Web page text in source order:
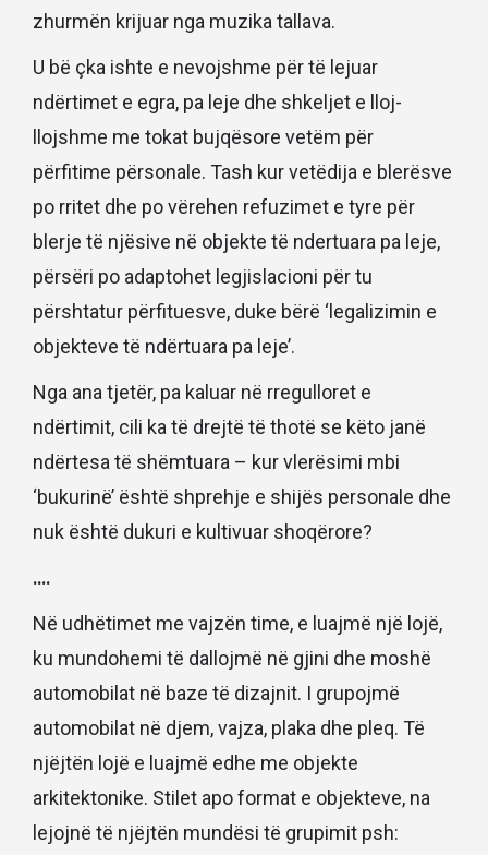
zhurmën krijuar nga muzika tallava.
U bë çka ishte e nevojshme për të lejuar
ndërtimet e egra, pa leje dhe shkeljet e lloj-
llojshme me tokat bujqësore vetëm për
përfitime përsonale. Tash kur vetëdija e blerësve
po rritet dhe po vërehen refuzimet e tyre për
blerje të njësive në objekte të ndertuara pa leje,
përsëri po adaptohet legjislacioni për tu
përshtatur përfituesve, duke bërë ‘legalizimin e
objekteve të ndërtuara pa leje’.
Nga ana tjetër, pa kaluar në rregulloret e
ndërtimit, cili ka të drejtë të thotë se këto janë
ndërtesa të shëmtuara – kur vlerësimi mbi
‘bukurinë’ është shprehje e shijës personale dhe
nuk është dukuri e kultivuar shoqërore?
….
Në udhëtimet me vajzën time, e luajmë një lojë,
ku mundohemi të dallojmë në gjini dhe moshë
automobilat në baze të dizajnit. I grupojmë
automobilat në djem, vajza, plaka dhe pleq. Të
njëjtën lojë e luajmë edhe me objekte
arkitektonike. Stilet apo format e objekteve, na
lejojnë të njëjtën mundësi të grupimit psh: